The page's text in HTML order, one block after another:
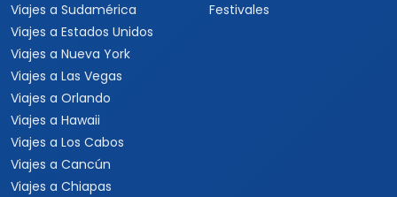
Viajes a Sudamérica
Viajes a Estados Unidos
Viajes a Nueva York
Viajes a Las Vegas
Viajes a Orlando
Viajes a Hawaii
Viajes a Los Cabos
Viajes a Cancún
Viajes a Chiapas
Festivales